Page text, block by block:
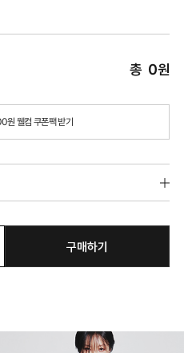
총 0원
원 웰컴 쿠폰팩 받기
구매하기